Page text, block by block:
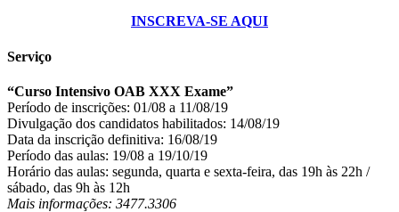
INSCREVA-SE AQUI
Serviço
“Curso Intensivo OAB XXX Exame”
Período de inscrições: 01/08 a 11/08/19
Divulgação dos candidatos habilitados: 14/08/19
Data da inscrição definitiva: 16/08/19
Período das aulas: 19/08 a 19/10/19
Horário das aulas: segunda, quarta e sexta-feira, das 19h às 22h /
sábado, das 9h às 12h
Mais informações: 3477.3306